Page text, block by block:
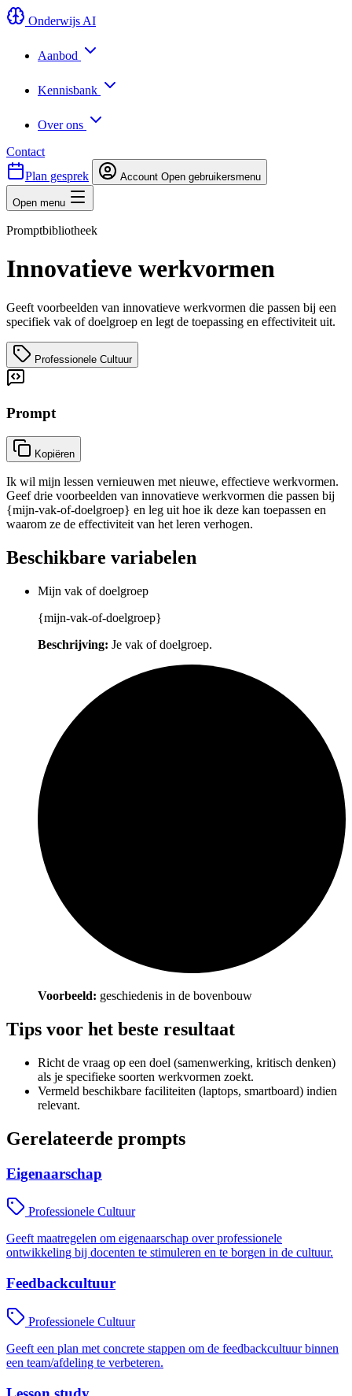
Onderwijs AI
Aanbod
Kennisbank
Over ons
Contact
Plan gesprek
Account Open gebruikersmenu
Open menu
Promptbibliotheek
Innovatieve werkvormen
Geeft voorbeelden van innovatieve werkvormen die passen bij een
specifiek vak of doelgroep en legt de toepassing en effectiviteit uit.
Professionele Cultuur
Prompt
Kopiëren
Ik wil mijn lessen vernieuwen met nieuwe, effectieve werkvormen.
Geef drie voorbeelden van innovatieve werkvormen die passen bij
{mijn-vak-of-doelgroep} en leg uit hoe ik deze kan toepassen en
waarom ze de effectiviteit van het leren verhogen.
Beschikbare variabelen
Mijn vak of doelgroep
{mijn-vak-of-doelgroep}
Beschrijving: Je vak of doelgroep.
Voorbeeld: geschiedenis in de bovenbouw
Tips voor het beste resultaat
Richt de vraag op een doel (samenwerking, kritisch denken)
als je specifieke soorten werkvormen zoekt.
Vermeld beschikbare faciliteiten (laptops, smartboard) indien
relevant.
Gerelateerde prompts
Eigenaarschap
Professionele Cultuur
Geeft maatregelen om eigenaarschap over professionele
ontwikkeling bij docenten te stimuleren en te borgen in de cultuur.
Feedbackcultuur
Professionele Cultuur
Geeft een plan met concrete stappen om de feedbackcultuur binnen
een team/afdeling te verbeteren.